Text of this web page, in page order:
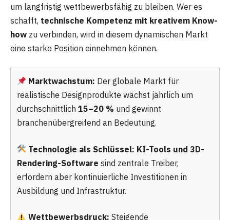
um langfristig wettbewerbsfähig zu bleiben. Wer es
schafft, technische Kompetenz mit kreativem Know-
how zu verbinden, wird in diesem dynamischen Markt
eine starke Position einnehmen können.
Marktwachstum: Der globale Markt für
realistische Designprodukte wächst jährlich um
durchschnittlich 15–20 % und gewinnt
branchenübergreifend an Bedeutung.
Technologie als Schlüssel: KI-Tools und 3D-
Rendering-Software sind zentrale Treiber,
erfordern aber kontinuierliche Investitionen in
Ausbildung und Infrastruktur.
Wettbewerbsdruck: Steigende